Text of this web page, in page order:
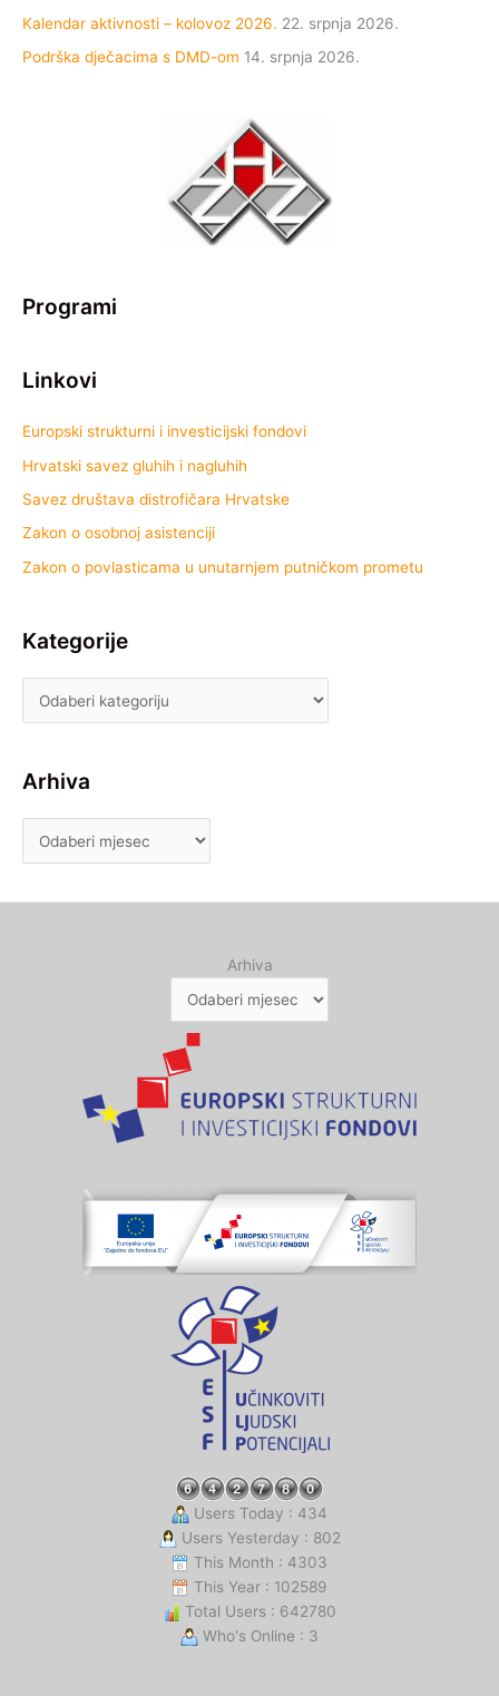
Kalendar aktivnosti – kolovoz 2026. 22. srpnja 2026.
Podrška dječacima s DMD-om 14. srpnja 2026.
Programi
Linkovi
Europski strukturni i investicijski fondovi
Hrvatski savez gluhih i nagluhih
Savez društava distrofičara Hrvatske
Zakon o osobnoj asistenciji
Zakon o povlasticama u unutarnjem putničkom prometu
Kategorije
Arhiva
Arhiva
Users Today : 434
Users Yesterday : 802
This Month : 4303
This Year : 102589
Total Users : 642780
Who's Online : 3